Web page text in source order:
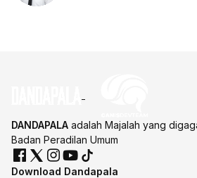
DANDAPALA adalah Majalah yang
Badan Peradilan Umum
Download Dandapala